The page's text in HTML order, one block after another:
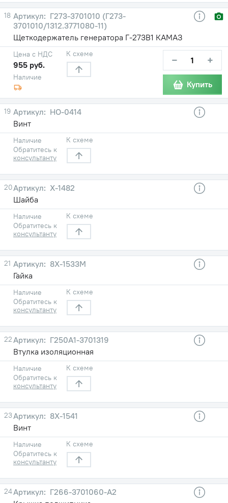
18
Г273-3701010 (Г273-
3701010/1312.3771080-11)
Щеткодержатель генератора Г-273В1 КАМАЗ
Наличие
Цена с НДС
955 руб.
К схеме − +
Купить
19
НО-0414
Винт
Наличие
Обратитесь к
консультанту
К схеме
20
Х-1482
Шайба
Наличие
Обратитесь к
консультанту
К схеме
21
8Х-1533М
Гайка
Наличие
Обратитесь к
консультанту
К схеме
22
Г250А1-3701319
Втулка изоляционная
Наличие
Обратитесь к
консультанту
К схеме
23
8Х-1541
Винт
Наличие
Обратитесь к
консультанту
К схеме
24
Г266-3701060-А2